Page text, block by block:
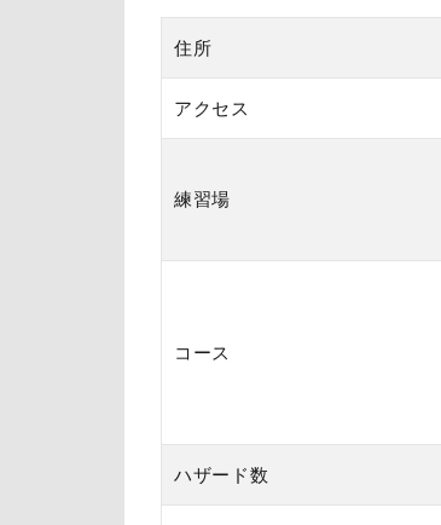
住所
アクセス
練習場
コース
ハザード数